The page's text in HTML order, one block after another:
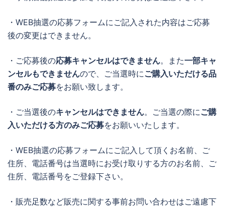
・WEB抽選の応募フォームにご記入された内容はご応募
後の変更はできません。
・ご応募後の応募キャンセルはできません。また一部キャ
ンセルもできませんので、ご当選時に ご購入いただける品
番のみご応募をお願い致します。
・ご当選後のキャンセルはできません。ご当選の際に ご購
入いただける方のみご応募をお願いいたします。
・WEB抽選の応募フォームにご記入して頂くお名前、ご
住所、電話番号は当選時にお受け取りする方のお名前、ご
住所、電話番号をご登録下さい。
・販売足数など販売に関する事前お問い合わせはご遠慮下